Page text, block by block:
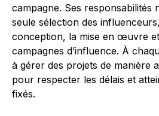
campagne. Ses responsabilités
seule sélection des
conception, la mise en œuvre et
campagnes d’influence. À
à gérer des projets de manière
pour respecter les délais et
fixés.